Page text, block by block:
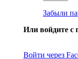
Забыли
Или войдите с
Войти через